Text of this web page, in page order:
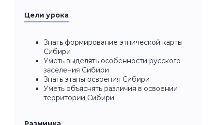
Цели урока
Знать формирование этнической карты
Сибири
Уметь выделять особенности русского
заселения Сибири
Знать этапы освоения Сибири
Уметь объяснять различия в освоении
территории Сибири